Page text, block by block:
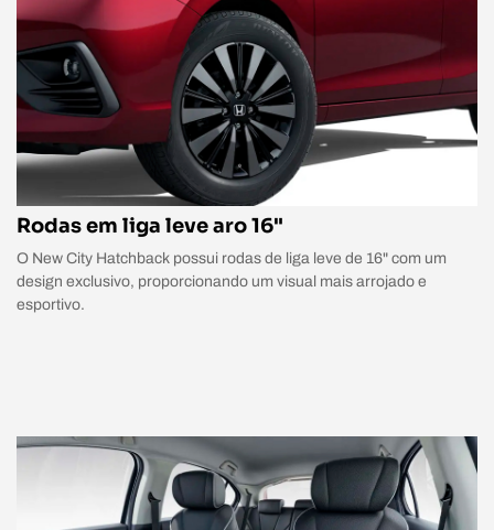
Rodas em liga leve aro 16"
O New City Hatchback possui rodas de liga leve de 16" com um
design exclusivo, proporcionando um visual mais arrojado e
esportivo.